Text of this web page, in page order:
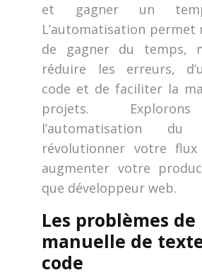
et gagner un
L’automatisation permet
de gagner du temps,
réduire les erreurs,
code et de faciliter la
projets.
l’automatisation
révolutionner votre
augmenter votre
que développeur web.
Les problèmes
manuelle de
code